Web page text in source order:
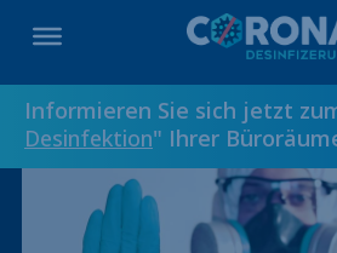
Informieren Sie sich jetzt
Desinfektion" Ihrer